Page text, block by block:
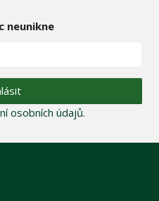
neunikne
osobních údajů.